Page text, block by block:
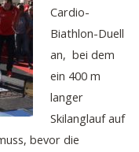
Cardio-
Biathlon-Duell
an, bei dem
ein 400 m
langer
Skilanglauf auf
bevor die